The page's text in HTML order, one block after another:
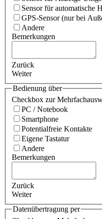
Sensor für automatische
GPS-Sensor (nur bei
Andere
Bemerkungen
Zurück
Weiter
Bedienung über
Checkbox zur
PC / Notebook
Smartphone
Potentialfreie Kontakte
Eigene Tastatur
Andere
Bemerkungen
Zurück
Weiter
Datenübertragung per